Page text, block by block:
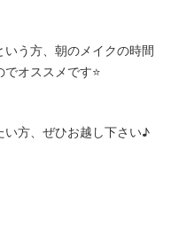
う方、朝のメイクの時間
オススメです⭐️
い方、ぜひお越し下さい♪